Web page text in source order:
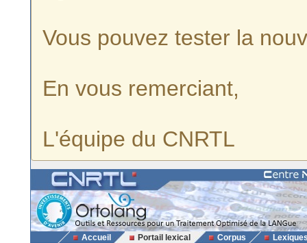
Vous pouvez tester la
En vous remerciant,
L'équipe du CNRTL
Accueil Portail lexical Corpus